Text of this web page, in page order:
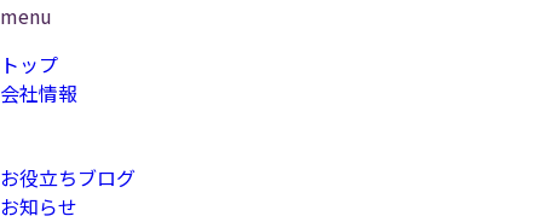
menu
トップ
会社情報
お役立ちブログ
お知らせ